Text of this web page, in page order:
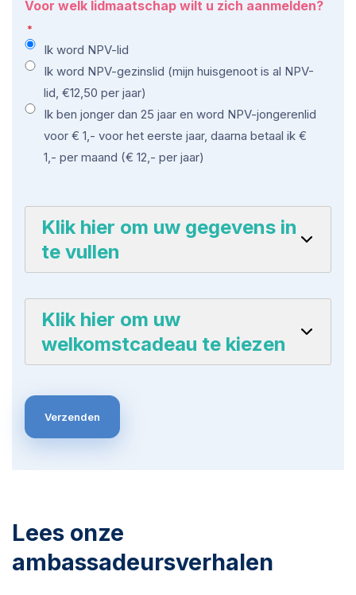
Voor welk lidmaatschap wilt u zich aanmelden?
*
Ik word NPV-lid
Ik word NPV-gezinslid (mijn huisgenoot is al NPV-
lid, €12,50 per jaar)
Ik ben jonger dan 25 jaar en word NPV-jongerenlid
voor € 1,- voor het eerste jaar, daarna betaal ik €
1,- per maand (€ 12,- per jaar)
Klik hier om uw gegevens in
te vullen
Klik hier om uw
welkomstcadeau te kiezen
Lees onze
ambassadeursverhalen